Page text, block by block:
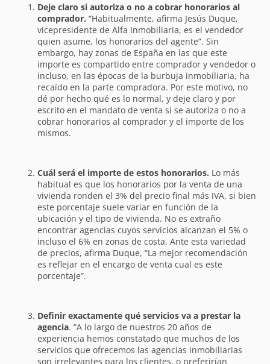
Deje claro si autoriza o no a cobrar honorarios al
comprador. “Habitualmente, afirma Jesús Duque,
vicepresidente de Alfa Inmobiliaria, es el vendedor
quien asume, los honorarios del agente”. Sin
embargo, hay zonas de España en las que este
importe es compartido entre comprador y vendedor o
incluso, en las épocas de la burbuja inmobiliaria, ha
recaído en la parte compradora. Por este motivo, no
dé por hecho qué es lo normal, y deje claro y por
escrito en el mandato de venta si se autoriza o no a
cobrar honorarios al comprador y el importe de los
mismos.
Cuál será el importe de estos honorarios. Lo más
habitual es que los honorarios por la venta de una
vivienda ronden el 3% del precio final más IVA, si bien
este porcentaje suele variar en función de la
ubicación y el tipo de vivienda. No es extraño
encontrar agencias cuyos servicios alcanzan el 5% o
incluso el 6% en zonas de costa. Ante esta variedad
de precios, afirma Duque, “La mejor recomendación
es reflejar en el encargo de venta cual es este
porcentaje”.
Definir exactamente qué servicios va a prestar la
agencia. “A lo largo de nuestros 20 años de
experiencia hemos constatado que muchos de los
servicios que ofrecemos las agencias inmobiliarias
son irrelevantes para los clientes, o preferirían